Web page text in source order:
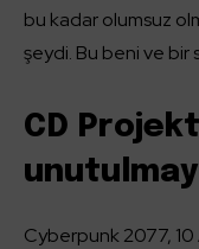
bu kadar olumsuz
şeydi. Bu beni ve bir
CD Projekt
Cyberpunk 2077,